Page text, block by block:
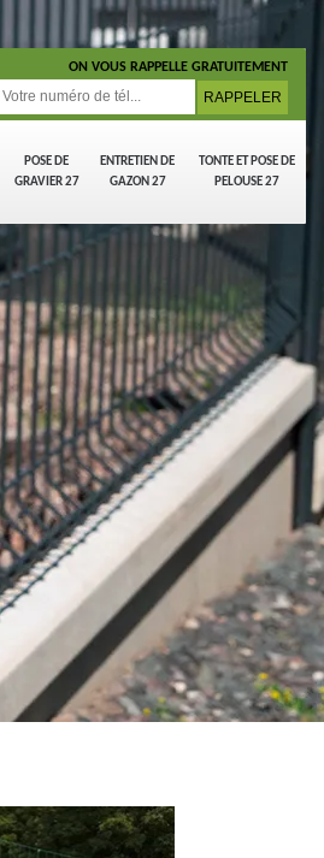
POSE DE
GRAVIER 27
ENTRETIEN DE
GAZON 27
TONTE ET POSE DE
PELOUSE 27
ON VOUS RAPPELLE GRATUITEMENT